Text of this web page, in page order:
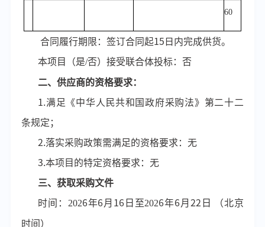
60
合同履行期限：签订合同起15 日内完成供货。
本项目（是/否）接受联合体投标：否
二、供应商的资格要求：
1.满足《中华人民共和国政府采购法》第二十二
条规定；
2.落实采购政策需满足的资格要求：无
3.本项目的特定资格要求：无
三、获取采购文件
时间： 2026年6月 16日至2026年6月 22 日 （北京
时间）